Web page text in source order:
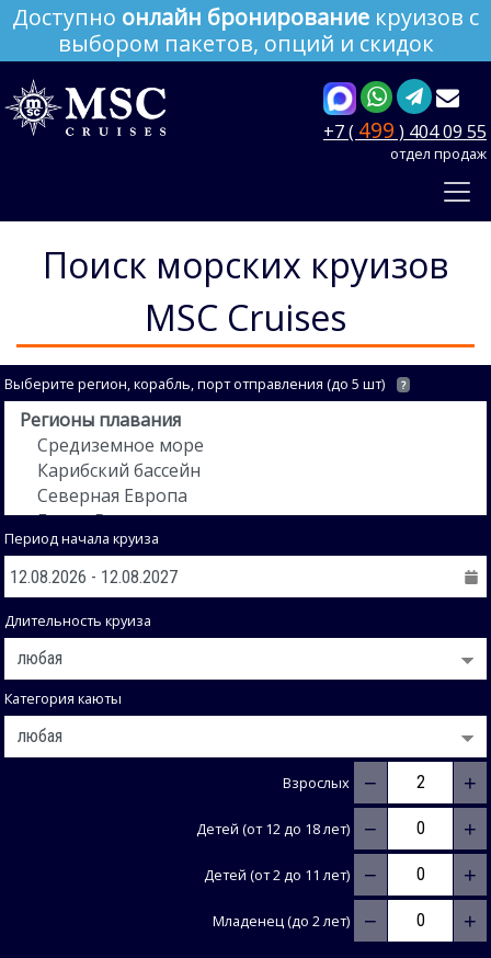
Доступно онлайн бронирование круизов с
выбором пакетов, опций и скидок
+7 ( 499 ) 404 09 55
отдел продаж
Поиск морских круизов
MSC Cruises
Выберите регион, корабль, порт отправления (до 5 шт) ?
Период начала круиза
Длительность круиза
Категория каюты
Взрослых − +
Детей (от 12 до 18 лет) − +
Детей (от 2 до 11 лет) − +
Младенец (до 2 лет) − +